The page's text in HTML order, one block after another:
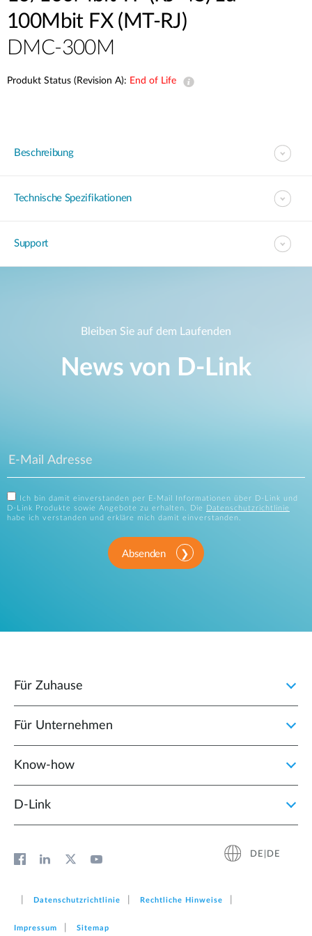
100Mbit FX (MT-RJ)
DMC-300M
Produkt Status (Revision A): End of Life
Beschreibung
Technische Spezifikationen
Support
Bleiben Sie auf dem Laufenden
News von D‑Link
Ich bin damit einverstanden per E-Mail Informationen über D-Link und
D-Link Produkte sowie Angebote zu erhalten. Die
Datenschutzrichtlinie
habe ich verstanden und erkläre mich damit einverstanden.
Absenden
Für Zuhause
Für Unternehmen
Know-how
D‑Link
DE|DE
Datenschutzrichtlinie Rechtliche Hinweise
Impressum Sitemap